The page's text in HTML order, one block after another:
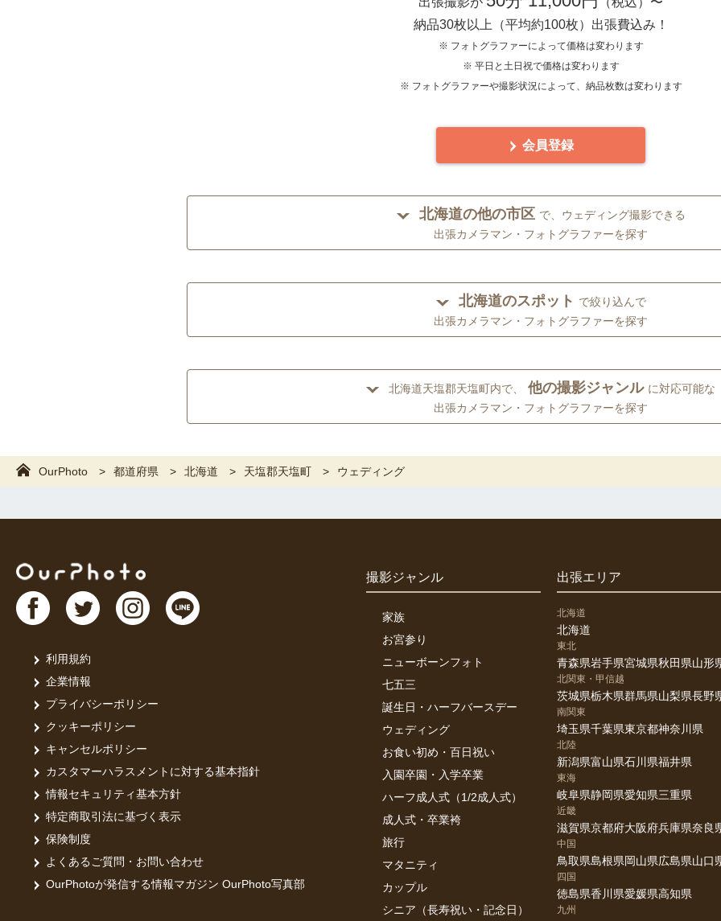
納品30枚以上（平均約100枚）出張費込み！
※ フォトグラファーによって価格は変わります
※ 平日と土日祝で価格は変わります
※ フォトグラファーや撮影状況によって、納品枚数は変わります
会員登録
北海道の他の市区 で、ウェディング撮影できる
出張カメラマン・フォトグラファーを探す
北海道のスポット で絞り込んで
出張カメラマン・フォトグラファーを探す
北海道天塩郡天塩町内で、 他の撮影ジャンル に対応可能な
出張カメラマン・フォトグラファーを探す
OurPhoto 都道府県 北海道 天塩郡天塩町 ウェディング
利用規約
企業情報
プライバシーポリシー
クッキーポリシー
キャンセルポリシー
カスタマーハラスメントに対する基本指針
情報セキュリティ基本方針
特定商取引法に基づく表示
保険制度
よくあるご質問・お問い合わせ
OurPhotoが発信する情報マガジン OurPhoto写真部
撮影ジャンル
家族
お宮参り
ニューボーンフォト
七五三
誕生日・ハーフバースデー
ウェディング
お食い初め・百日祝い
入園卒園・入学卒業
ハーフ成人式（1/2成人式）
成人式・卒業袴
旅行
マタニティ
カップル
シニア（長寿祝い・記念日）
出張エリア
北海道
北海道
東北
青森県岩手県宮城県秋田県山形
北関東・甲信越
茨城県栃木県群馬県山梨県長野
南関東
埼玉県千葉県東京都神奈川県
北陸
新潟県富山県石川県福井県
東海
岐阜県静岡県愛知県三重県
近畿
滋賀県京都府大阪府兵庫県奈良
中国
鳥取県島根県岡山県広島県山口
四国
徳島県香川県愛媛県高知県
九州